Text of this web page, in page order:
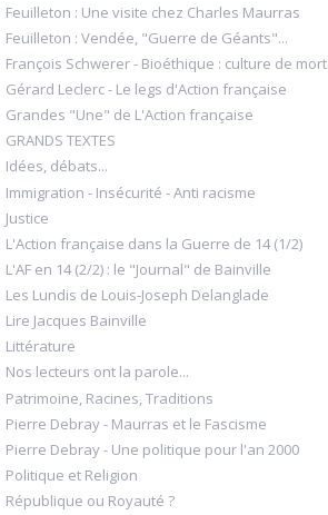
Feuilleton : Une visite chez Charles Maurras
Feuilleton : Vendée, "Guerre de Géants"...
François Schwerer - Bioéthique : culture de mort
Gérard Leclerc - Le legs d'Action française
Grandes "Une" de L'Action française
GRANDS TEXTES
Idées, débats...
Immigration - Insécurité - Anti racisme
Justice
L'Action française dans la Guerre de 14 (1/2)
L'AF en 14 (2/2) : le "Journal" de Bainville
Les Lundis de Louis-Joseph Delanglade
Lire Jacques Bainville
Littérature
Nos lecteurs ont la parole...
Patrimoine, Racines, Traditions
Pierre Debray - Maurras et le Fascisme
Pierre Debray - Une politique pour l'an 2000
Politique et Religion
République ou Royauté ?